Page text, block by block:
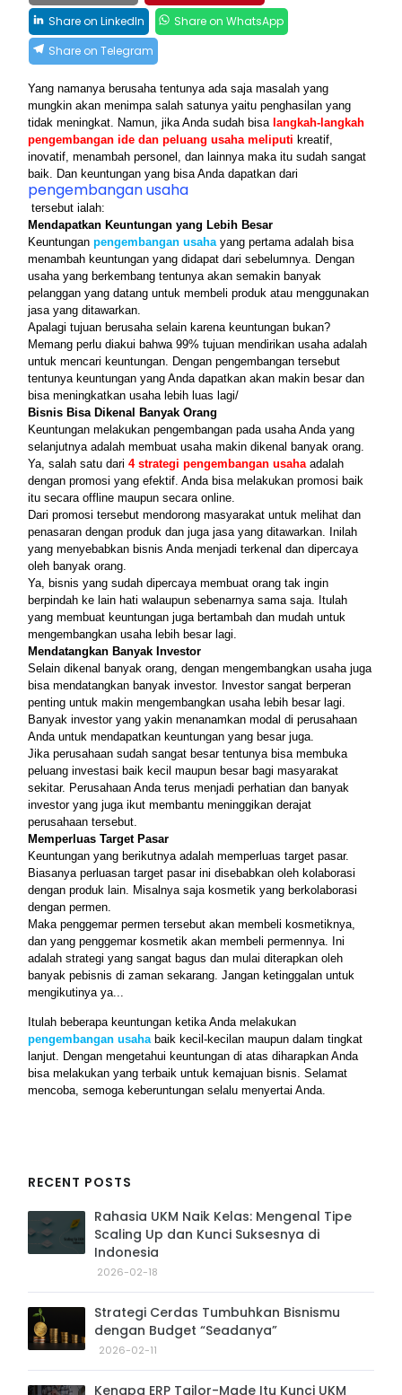
Share on LinkedIn
Share on WhatsApp
Share on Telegram
Yang namanya berusaha tentunya ada saja masalah yang
mungkin akan menimpa salah satunya yaitu penghasilan yang
tidak meningkat. Namun, jika Anda sudah bisa langkah-langkah
pengembangan ide dan peluang usaha meliputi kreatif,
inovatif, menambah personel, dan lainnya maka itu sudah sangat
baik. Dan keuntungan yang bisa Anda dapatkan dari
pengembangan usaha
tersebut ialah:
Mendapatkan Keuntungan yang Lebih Besar
Keuntungan pengembangan usaha yang pertama adalah bisa
menambah keuntungan yang didapat dari sebelumnya. Dengan
usaha yang berkembang tentunya akan semakin banyak
pelanggan yang datang untuk membeli produk atau menggunakan
jasa yang ditawarkan.
Apalagi tujuan berusaha selain karena keuntungan bukan?
Memang perlu diakui bahwa 99% tujuan mendirikan usaha adalah
untuk mencari keuntungan. Dengan pengembangan tersebut
tentunya keuntungan yang Anda dapatkan akan makin besar dan
bisa meningkatkan usaha lebih luas lagi/
Bisnis Bisa Dikenal Banyak Orang
Keuntungan melakukan pengembangan pada usaha Anda yang
selanjutnya adalah membuat usaha makin dikenal banyak orang.
Ya, salah satu dari 4 strategi pengembangan usaha adalah
dengan promosi yang efektif. Anda bisa melakukan promosi baik
itu secara offline maupun secara online.
Dari promosi tersebut mendorong masyarakat untuk melihat dan
penasaran dengan produk dan juga jasa yang ditawarkan. Inilah
yang menyebabkan bisnis Anda menjadi terkenal dan dipercaya
oleh banyak orang.
Ya, bisnis yang sudah dipercaya membuat orang tak ingin
berpindah ke lain hati walaupun sebenarnya sama saja. Itulah
yang membuat keuntungan juga bertambah dan mudah untuk
mengembangkan usaha lebih besar lagi.
Mendatangkan Banyak Investor
Selain dikenal banyak orang, dengan mengembangkan usaha juga
bisa mendatangkan banyak investor. Investor sangat berperan
penting untuk makin mengembangkan usaha lebih besar lagi.
Banyak investor yang yakin menanamkan modal di perusahaan
Anda untuk mendapatkan keuntungan yang besar juga.
Jika perusahaan sudah sangat besar tentunya bisa membuka
peluang investasi baik kecil maupun besar bagi masyarakat
sekitar. Perusahaan Anda terus menjadi perhatian dan banyak
investor yang juga ikut membantu meninggikan derajat
perusahaan tersebut.
Memperluas Target Pasar
Keuntungan yang berikutnya adalah memperluas target pasar.
Biasanya perluasan target pasar ini disebabkan oleh kolaborasi
dengan produk lain. Misalnya saja kosmetik yang berkolaborasi
dengan permen.
Maka penggemar permen tersebut akan membeli kosmetiknya,
dan yang penggemar kosmetik akan membeli permennya. Ini
adalah strategi yang sangat bagus dan mulai diterapkan oleh
banyak pebisnis di zaman sekarang. Jangan ketinggalan untuk
mengikutinya ya...
pengembangan usaha baik kecil-kecilan maupun dalam tingkat
lanjut. Dengan mengetahui keuntungan di atas diharapkan Anda
bisa melakukan yang terbaik untuk kemajuan bisnis. Selamat
mencoba, semoga keberuntungan selalu menyertai Anda.
RECENT POSTS
Rahasia UKM Naik Kelas: Mengenal Tipe
Scaling Up dan Kunci Suksesnya di
Indonesia
2026-02-18
Strategi Cerdas Tumbuhkan Bisnismu
dengan Budget “Seadanya”
2026-02-11
Kenapa ERP Tailor-Made Itu Kunci UKM